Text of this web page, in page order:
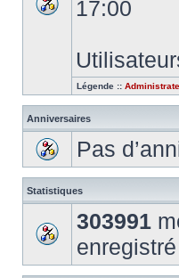
17:00
Légende ::
Anniversaires
Pas
Statistiques
303991